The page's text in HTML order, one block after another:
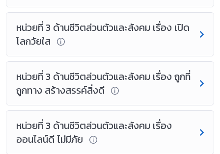
หน่วยที่ 3 ด้านชีวิตส่วนตัวและสังคม เรื่อง เปิด
โลกวัยใส
หน่วยที่ 3 ด้านชีวิตส่วนตัวและสังคม เรื่อง ถูกที่
ถูกทาง สร้างสรรค์สิ่งดี
หน่วยที่ 3 ด้านชีวิตส่วนตัวและสังคม เรื่อง
ออนไลน์ดี ไม่มีภัย